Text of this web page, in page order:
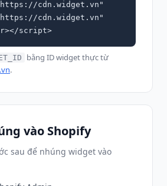
script>
bằng ID widget thực từ
.
vào Shopify
sau để nhúng widget vào